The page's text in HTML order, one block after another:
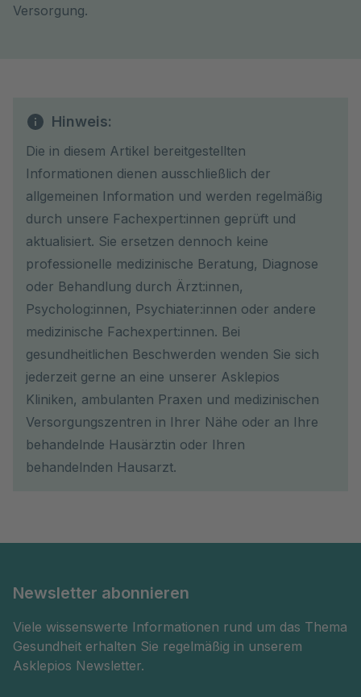
Versorgung.
Hinweis:
Die in diesem Artikel bereitgestellten
Informationen dienen ausschließlich der
allgemeinen Information und werden regelmäßig
durch unsere Fachexpert:innen geprüft und
aktualisiert. Sie ersetzen dennoch keine
professionelle medizinische Beratung, Diagnose
oder Behandlung durch Ärzt:innen,
Psycholog:innen, Psychiater:innen oder andere
medizinische Fachexpert:innen. Bei
gesundheitlichen Beschwerden wenden Sie sich
jederzeit gerne an eine unserer Asklepios
Kliniken, ambulanten Praxen und medizinischen
Versorgungszentren in Ihrer Nähe oder an Ihre
behandelnde Hausärztin oder Ihren
behandelnden Hausarzt.
Newsletter abonnieren
Viele wissenswerte Informationen rund um das Thema
Gesundheit erhalten Sie regelmäßig in unserem
Asklepios Newsletter.